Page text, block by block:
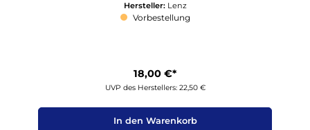
Hersteller: Lenz
Vorbestellung
18,00 €*
UVP des Herstellers: 22,50 €
In den Warenkorb